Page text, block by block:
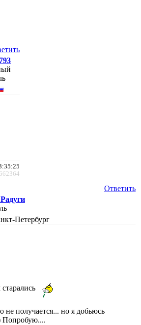
Ответить
Петербург
не получается... но я добьюсь
Попробую....